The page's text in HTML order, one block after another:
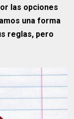
las opciones
una forma
reglas, pero